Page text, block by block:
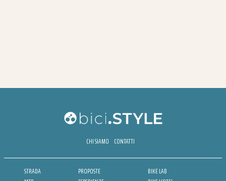
CHI SIAMO CONTATTI
STRADA
PROPOSTE
BIKE LAB